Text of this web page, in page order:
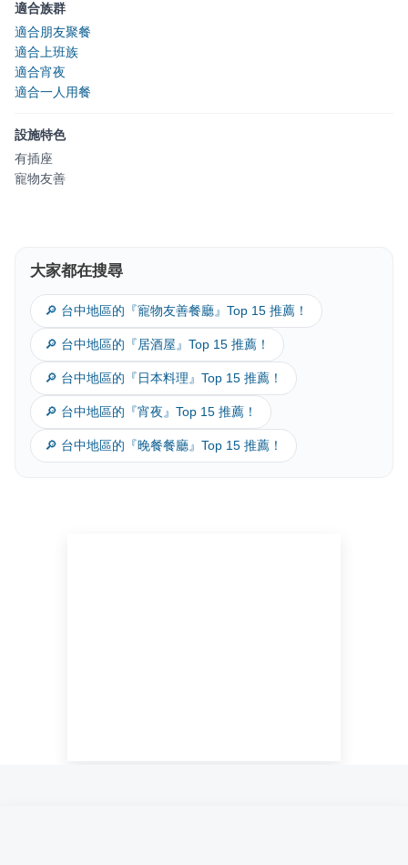
適合族群
適合朋友聚餐
適合上班族
適合宵夜
適合一人用餐
設施特色
有插座
寵物友善
大家都在搜尋
🔎 台中地區的『寵物友善餐廳』Top 15 推薦！
🔎 台中地區的『居酒屋』Top 15 推薦！
🔎 台中地區的『日本料理』Top 15 推薦！
🔎 台中地區的『宵夜』Top 15 推薦！
🔎 台中地區的『晚餐餐廳』Top 15 推薦！